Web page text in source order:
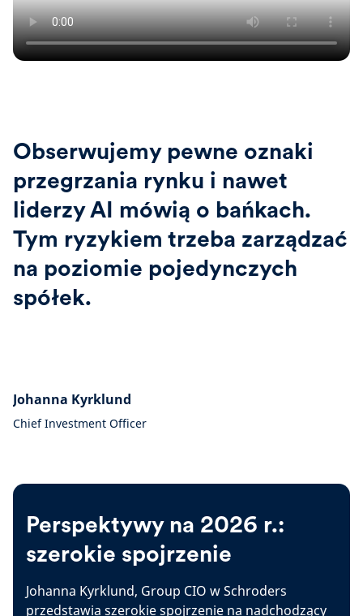
Obserwujemy pewne oznaki
przegrzania rynku i nawet
liderzy AI mówią o bańkach.
Tym ryzykiem trzeba zarządzać
na poziomie pojedynczych
spółek.
Johanna Kyrklund
Chief Investment Officer
Perspektywy na 2026 r.:
szerokie spojrzenie
Johanna Kyrklund, Group CIO w Schroders
przedstawia szerokie spojrzenie na nadchodzący